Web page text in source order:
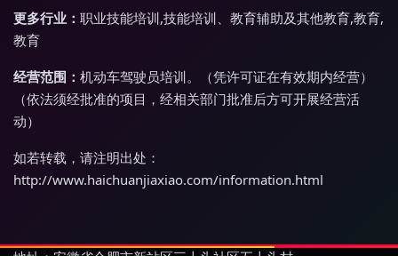
更多行业： 职业技能培训,技能培训、教育辅助及其他教育,教育,
教育
经营范围： 机动车驾驶员培训。（凭许可证在有效期内经营）
（依法须经批准的项目，经相关部门批准后方可开展经营活
动）
如若转载，请注明出处：
http://www.haichuanjiaxiao.com/information.html